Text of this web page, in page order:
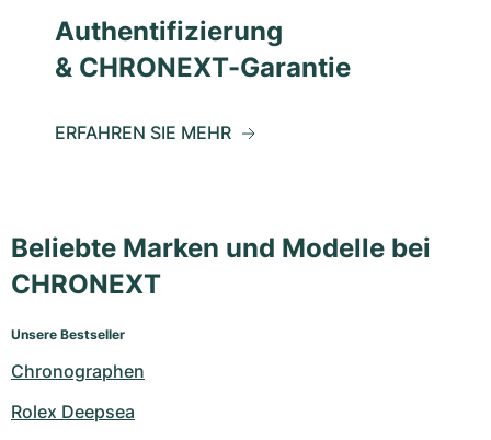
Authentifizierung
& CHRONEXT-Garantie
ERFAHREN SIE MEHR
Beliebte Marken und Modelle bei
CHRONEXT
Unsere Bestseller
Chronographen
Rolex Deepsea